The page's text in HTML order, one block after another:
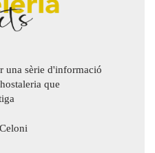
una sèrie d'informació
que